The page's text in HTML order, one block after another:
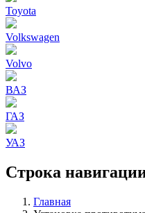
Toyota
Volkswagen
Volvo
ВАЗ
ГАЗ
УАЗ
Строка
Главная